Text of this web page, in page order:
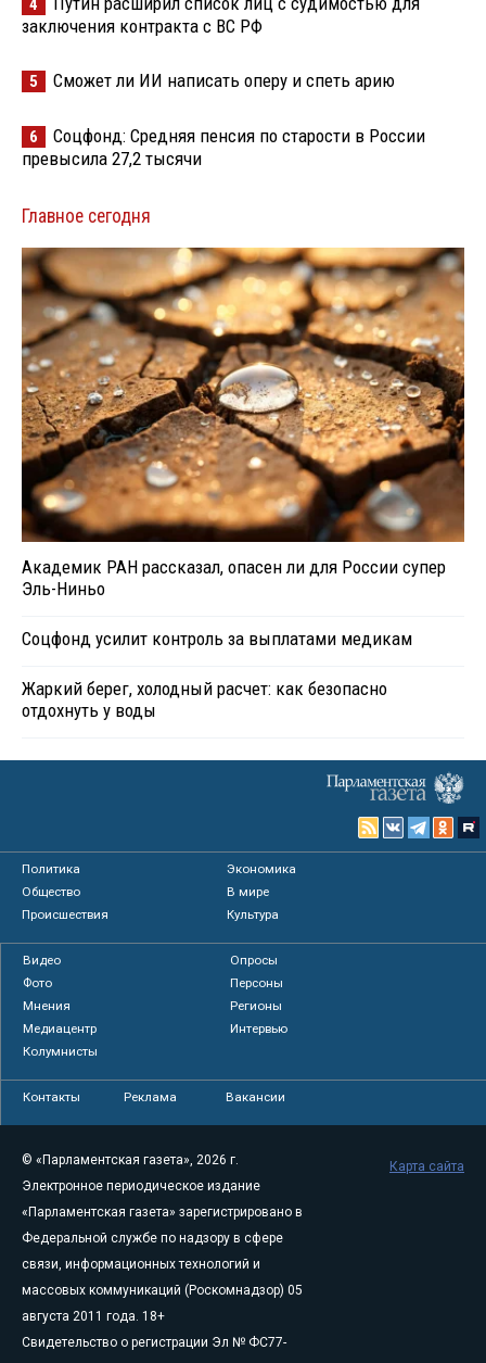
4
заключения контракта с ВС РФ
5 Сможет ли ИИ написать оперу и спеть арию
6
Соцфонд: Средняя пенсия по старости в России
превысила 27,2 тысячи
Главное сегодня
Академик РАН рассказал, опасен ли для России супер
Эль-Ниньо
Соцфонд усилит контроль за выплатами медикам
Жаркий берег, холодный расчет: как безопасно
отдохнуть у воды
Политика
Экономика
Общество
В мире
Происшествия
Культура
Видео
Опросы
Фото
Персоны
Мнения
Регионы
Медиацентр
Интервью
Колумнисты
Контакты Реклама Вакансии
© «Парламентская газета», 2026 г.
Электронное периодическое издание
«Парламентская газета» зарегистрировано в
Федеральной службе по надзору в сфере
связи, информационных технологий и
массовых коммуникаций (Роскомнадзор) 05
августа 2011 года. 18+
Свидетельство о регистрации Эл № ФС77-
Карта сайта